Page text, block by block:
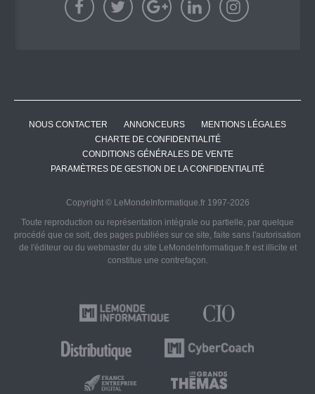
NOUS CONTACTER ANNONCEURS
MENTIONS LÉGALES
CHARTE DE CONFIDENTIALITÉ
CONDITIONS GÉNÉRALES DE VENTE
PARAMÈTRES DE GESTION DE LA CONFIDENTIALITÉ
Copyright © LeMondeInformatique.fr 1997-2026
Toute reproduction ou représentation intégrale ou partielle, par quelque
procédé que ce soit, des pages publiées sur ce site, faite sans l'autorisation
de l'éditeur ou du webmaster du site LeMondeInformatique.fr est illicite et
constitue une contrefaçon.